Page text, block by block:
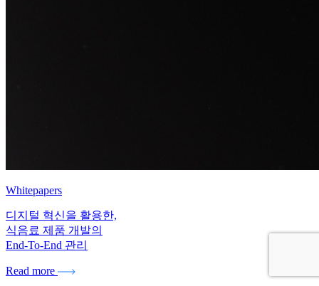
Whitepapers
디지털 혁신을 활용한,
식음료 제품 개발의
End-To-End 관리
Read more